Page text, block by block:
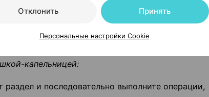
неделю.
вещества, предпочтительнее
капельницей:
и последовательно выполните операции,
Отклонить Принять
Персональные настройки Cookie